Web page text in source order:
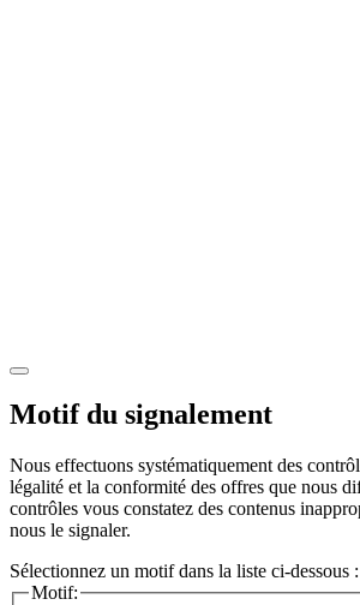
Motif du signalement
Nous effectuons systématiquement des
légalité et la conformité des offres que nous
contrôles vous constatez des contenus
nous le signaler.
Sélectionnez un motif dans la liste ci-dessous :
Motif: